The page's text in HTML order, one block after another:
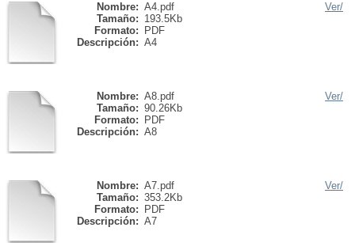
Nombre: A4.pdf
Tamaño: 193.5Kb
Formato:
PDF
Descripción: A4
Ver/
Nombre: A8.pdf
Tamaño: 90.26Kb
Formato:
PDF
Descripción: A8
Ver/
Nombre: A7.pdf
Tamaño: 353.2Kb
Formato:
PDF
Descripción: A7
Ver/